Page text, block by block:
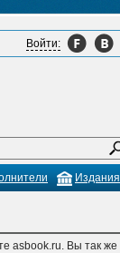
Войти:
Издания
asbook.ru. Вы так же